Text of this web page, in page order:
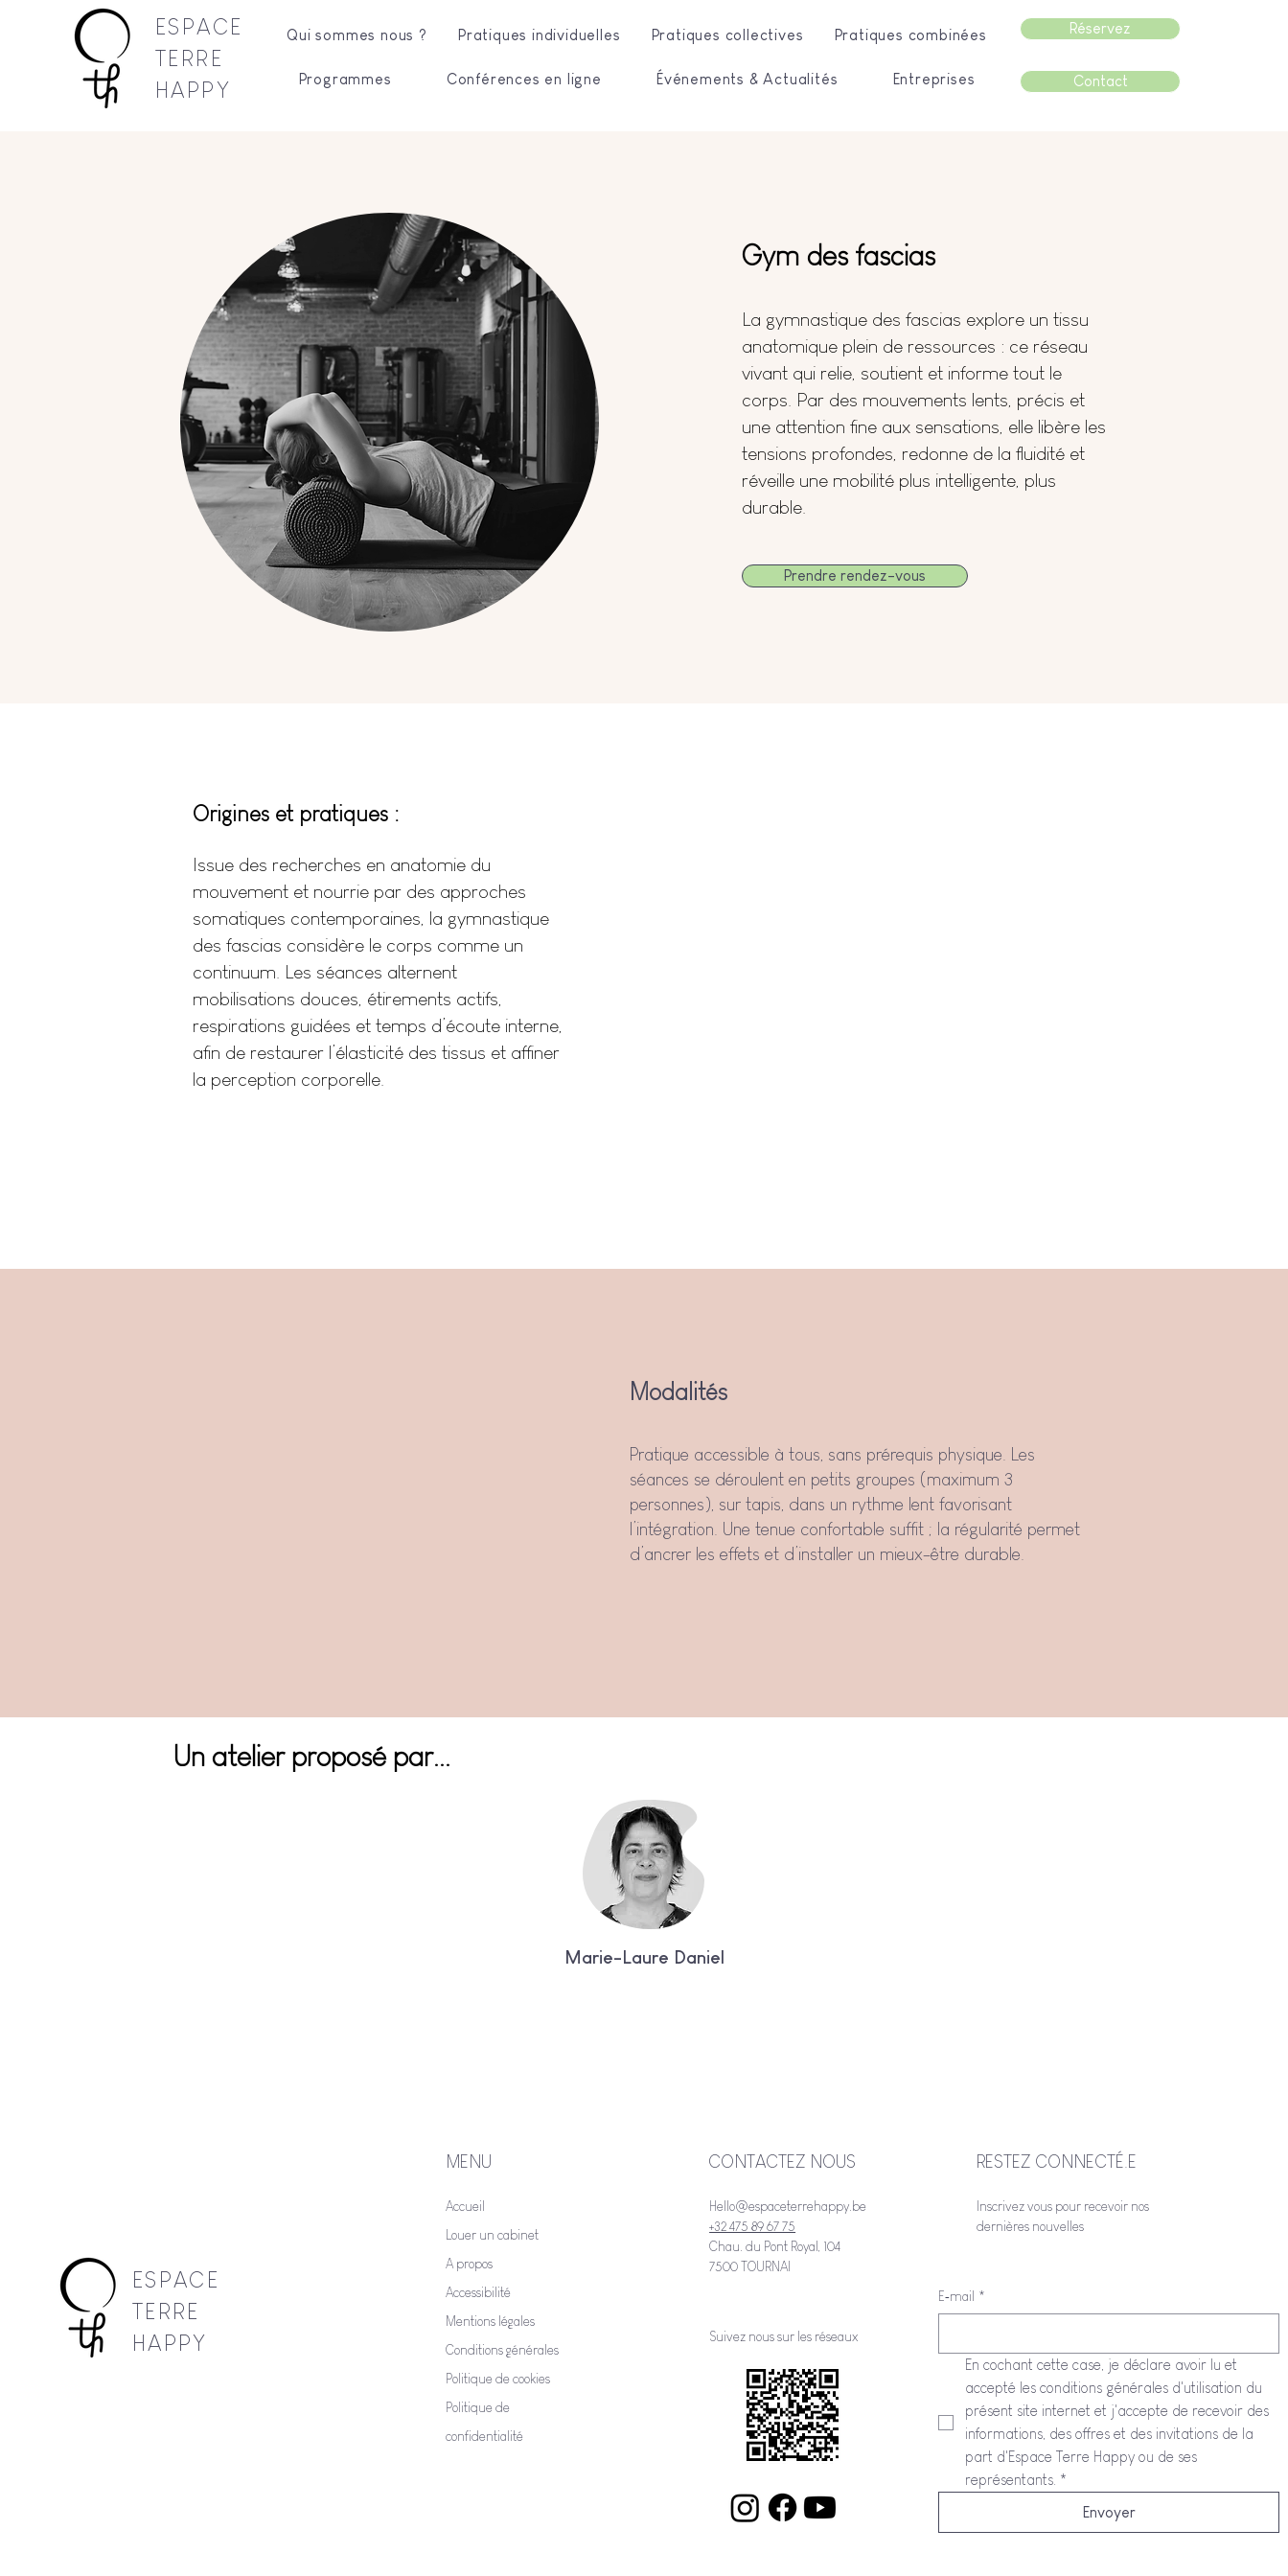
ESPACE
TERRE
HAPPY
Qui sommes nous ? Pratiques individuelles Pratiques collectives Pratiques combinées
Programmes Conférences en ligne Événements & Actualités Entreprises
Réservez
Contact
Gym des fascias
La gymnastique des fascias explore un tissu
anatomique plein de ressources : ce réseau
vivant qui relie, soutient et informe tout le
corps. Par des mouvements lents, précis et
une attention fine aux sensations, elle libère les
tensions profondes, redonne de la fluidité et
réveille une mobilité plus intelligente, plus
durable.
Prendre rendez-vous
Origines et pratiques :
Issue des recherches en anatomie du
mouvement et nourrie par des approches
somatiques contemporaines, la gymnastique
des fascias considère le corps comme un
continuum. Les séances alternent
mobilisations douces, étirements actifs,
respirations guidées et temps d’écoute interne,
afin de restaurer l’élasticité des tissus et affiner
la perception corporelle.
Modalités
Pratique accessible à tous, sans prérequis physique. Les
séances se déroulent en petits groupes (maximum 3
personnes), sur tapis, dans un rythme lent favorisant
l’intégration. Une tenue confortable suffit ; la régularité permet
d’ancrer les effets et d’installer un mieux-être durable.
Un atelier proposé par...
Marie-Laure Daniel
ESPACE
TERRE
HAPPY
MENU
Accueil
Louer un cabinet
A propos
Accessibilité
Mentions légales
Conditions générales
Politique de cookies
Politique de
confidentialité
CONTACTEZ NOUS
Hello@espaceterrehappy.be
+32 475 89 67 75
Chau. du Pont Royal, 104
7500 TOURNAI
Suivez nous sur les réseaux
RESTEZ CONNECTÉ.E
Inscrivez vous pour recevoir nos
dernières nouvelles
E‑mail *
En cochant cette case, je déclare avoir lu et
accepté les conditions générales d'utilisation du
présent site internet et j'accepte de recevoir des
informations, des offres et des invitations de la
part d'Espace Terre Happy ou de ses
représentants. *
Envoyer